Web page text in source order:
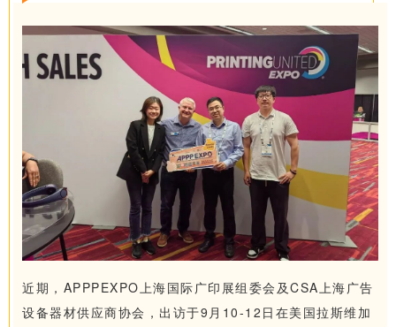
近期，APPPEXPO上海国际广印展组委会及CSA上海广告
设备器材供应商协会，出访于9月10-12日在美国拉斯维加